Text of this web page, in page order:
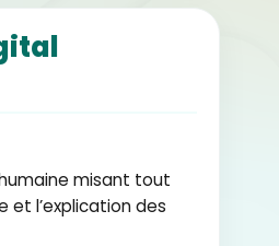
misant tout
et l’explication des